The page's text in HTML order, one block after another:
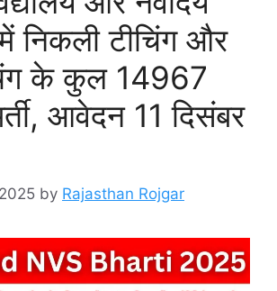
में निकली टीचिंग और
के कुल 14967
आवेदन 11 दिसंबर
by Rajasthan Rojgar